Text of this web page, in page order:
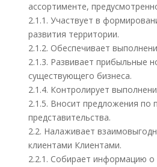
ассортименте,
2.1.1. Участвует в
развития территории.
2.1.2. Обеспечивает
2.1.3. Развивает прибыльные
существующего бизнеса.
2.1.4. Контролирует
2.1.5. Вносит предложения
представительства.
2.2. Налаживает
клиентами Клиентами.
2.2.1. Собирает информацию о